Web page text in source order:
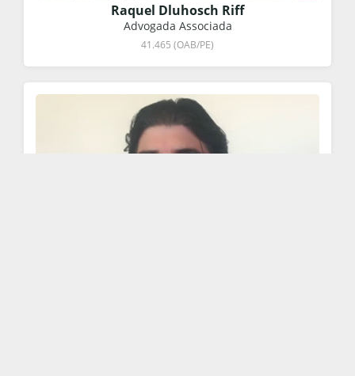
Raquel Dluhosch Riff
Advogada Associada
41.465 (OAB/PE)